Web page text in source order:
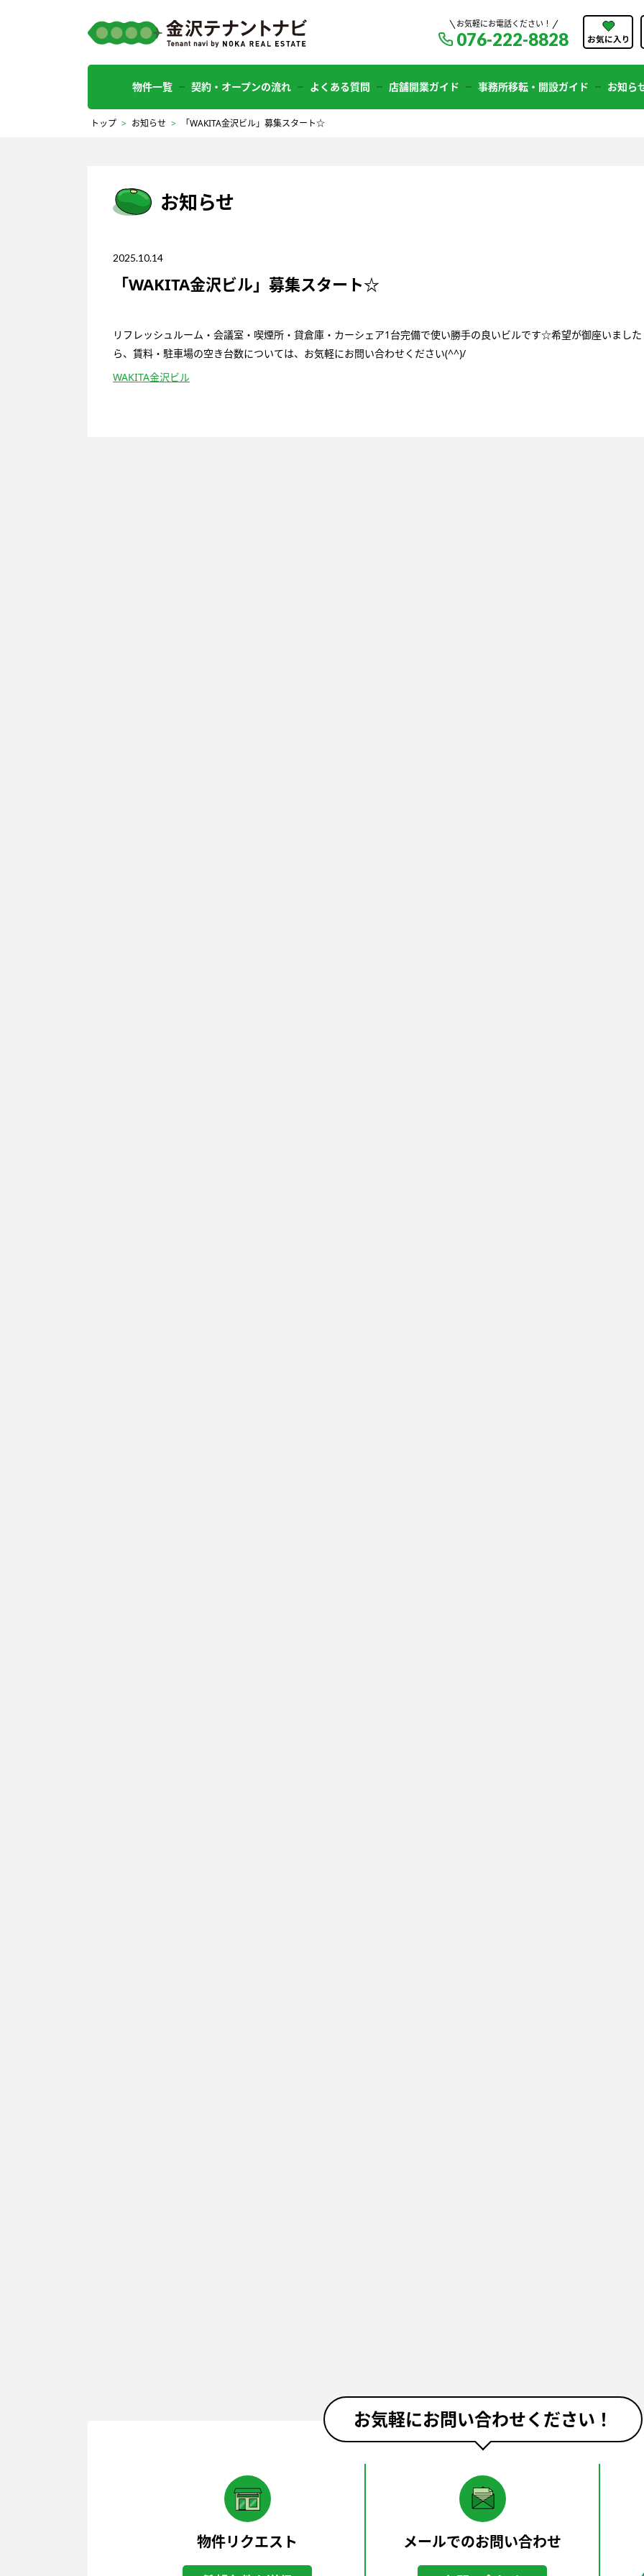
お気軽にお電話ください！
076-222-8828
物件一覧 契約・オープンの流れ よくある質問 店舗開業ガイド 事務所移転・開設ガイド お知ら
トップ > お知らせ > 「WAKITA金沢ビル」募集スタート☆
お知らせ
2025.10.14
「WAKITA金沢ビル」募集スタート☆
リフレッシュルーム・会議室・喫煙所・貸倉庫・カーシェア1台完備で使い勝手の良いビルです☆希望が御座いました
ら、賃料・駐車場の空き台数については、お気軽にお問い合わせください(^^)/
WAKITA金沢ビル
お気軽にお問い合わせください！
物件リクエスト メールでのお問い合わせ